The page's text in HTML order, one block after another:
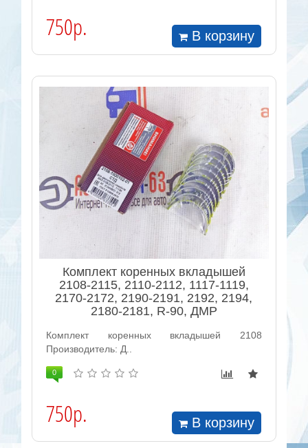
750р. В корзину
Комплект коренных вкладышей
2108-2115, 2110-2112, 1117-1119,
2170-2172, 2190-2191, 2192, 2194,
2180-2181, R-90, ДМР
Комплект коренных вкладышей 2108
Производитель: Д..
0
750р. В корзину